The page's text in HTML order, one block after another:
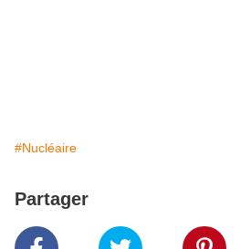
#Nucléaire
Partager